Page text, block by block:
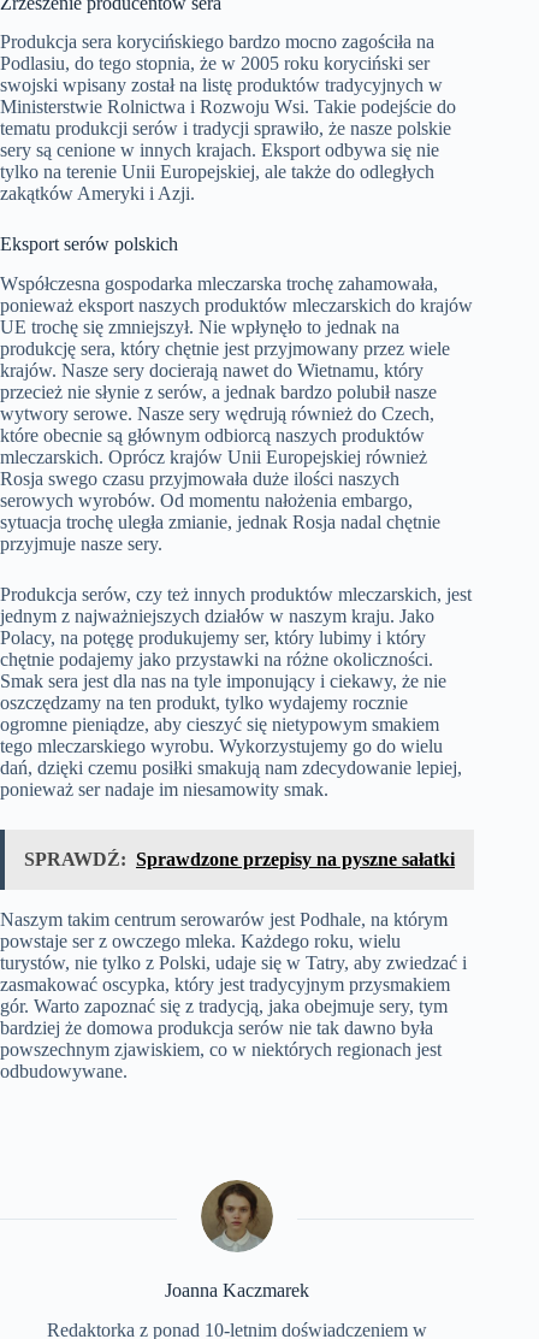
Produkcja sera korycińskiego bardzo mocno zagościła na
Podlasiu, do tego stopnia, że w 2005 roku koryciński ser
swojski wpisany został na listę produktów tradycyjnych w
Ministerstwie Rolnictwa i Rozwoju Wsi. Takie podejście do
tematu produkcji serów i tradycji sprawiło, że nasze polskie
sery są cenione w innych krajach. Eksport odbywa się nie
tylko na terenie Unii Europejskiej, ale także do odległych
zakątków Ameryki i Azji.
Eksport serów polskich
Współczesna gospodarka mleczarska trochę zahamowała,
ponieważ eksport naszych produktów mleczarskich do krajów
UE trochę się zmniejszył. Nie wpłynęło to jednak na
produkcję sera, który chętnie jest przyjmowany przez wiele
krajów. Nasze sery docierają nawet do Wietnamu, który
przecież nie słynie z serów, a jednak bardzo polubił nasze
wytwory serowe. Nasze sery wędrują również do Czech,
które obecnie są głównym odbiorcą naszych produktów
mleczarskich. Oprócz krajów Unii Europejskiej również
Rosja swego czasu przyjmowała duże ilości naszych
serowych wyrobów. Od momentu nałożenia embargo,
sytuacja trochę uległa zmianie, jednak Rosja nadal chętnie
przyjmuje nasze sery.
Produkcja serów, czy też innych produktów mleczarskich, jest
jednym z najważniejszych działów w naszym kraju. Jako
Polacy, na potęgę produkujemy ser, który lubimy i który
chętnie podajemy jako przystawki na różne okoliczności.
Smak sera jest dla nas na tyle imponujący i ciekawy, że nie
oszczędzamy na ten produkt, tylko wydajemy rocznie
ogromne pieniądze, aby cieszyć się nietypowym smakiem
tego mleczarskiego wyrobu. Wykorzystujemy go do wielu
dań, dzięki czemu posiłki smakują nam zdecydowanie lepiej,
ponieważ ser nadaje im niesamowity smak.
SPRAWDŹ: Sprawdzone przepisy na pyszne sałatki
Naszym takim centrum serowarów jest Podhale, na którym
powstaje ser z owczego mleka. Każdego roku, wielu
turystów, nie tylko z Polski, udaje się w Tatry, aby zwiedzać i
zasmakować oscypka, który jest tradycyjnym przysmakiem
gór. Warto zapoznać się z tradycją, jaka obejmuje sery, tym
bardziej że domowa produkcja serów nie tak dawno była
powszechnym zjawiskiem, co w niektórych regionach jest
odbudowywane.
Joanna Kaczmarek
Redaktorka z ponad 10-letnim doświadczeniem w